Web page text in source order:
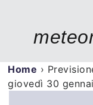
Home ›
giovedì 30